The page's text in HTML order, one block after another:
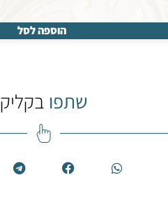
הוספה לסל
שתפו בקליק